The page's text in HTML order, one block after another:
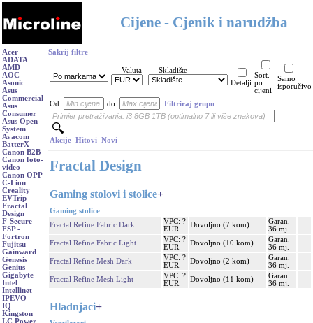
Cijene - Cjenik i narudžba
Acer
ADATA
AMD
AOC
Asonic
Asus
Commercial
Asus
Consumer
Asus Open
System
Avacom
BatterX
Canon B2B
Canon foto-
video
Canon OPP
C-Lion
Creality
EVTrip
Fractal
Design
F-Secure
FSP -
Fortron
Fujitsu
Gainward
Genesis
Genius
Gigabyte
Intel
Intellinet
IPEVO
IQ
Kingston
LC Power
Sakrij filtre
Valuta
Skladište
Detalji
Sort.
po
cijeni
Samo
isporučivo
Od: do: Filtriraj grupu
Akcije Hitovi Novi
Fractal Design
Gaming stolovi i stolice+
Gaming stolice
Fractal Refine Fabric Dark
VPC: ?
EUR
Dovoljno (7 kom)
Garan.
36 mj.
Fractal Refine Fabric Light
VPC: ?
EUR
Dovoljno (10 kom)
Garan.
36 mj.
Fractal Refine Mesh Dark
VPC: ?
EUR
Dovoljno (2 kom)
Garan.
36 mj.
Fractal Refine Mesh Light
VPC: ?
EUR
Dovoljno (11 kom)
Garan.
36 mj.
Hladnjaci+